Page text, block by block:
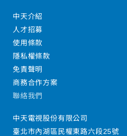
中天介紹
人才招募
使用條款
隱私權條款
免責聲明
商務合作方案
聯絡我們
中天電視股份有限公司
臺北市內湖區民權東路六段25號